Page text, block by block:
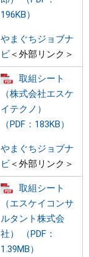
196KB）
やまぐちジョブナ
ビ＜外部リンク＞
取組シート
（株式会社エスケ
イテクノ）
（PDF：183KB）
やまぐちジョブナ
ビ＜外部リンク＞
取組シート
（エスケイコンサ
ルタント株式会
社） （PDF：
1.39MB）